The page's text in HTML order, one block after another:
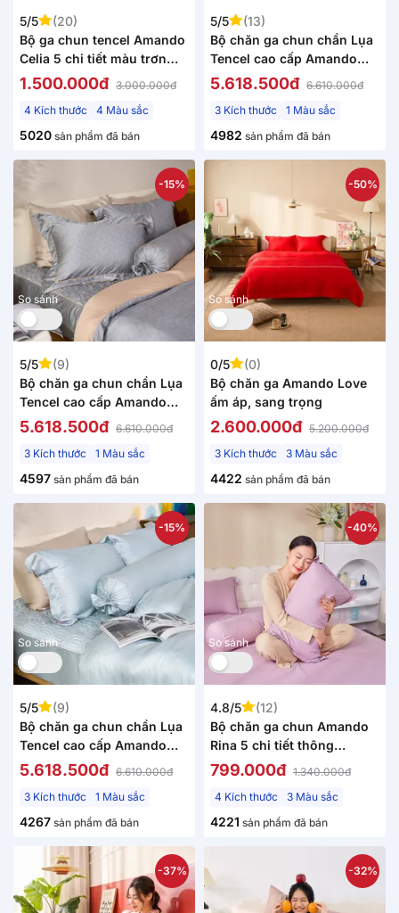
5/5
(20)
Bộ ga chun tencel Amando
Celia 5 chi tiết màu trơn
tinh tế
1.500.000đ 3.000.000đ
4 Kích thước
4 Màu sắc
5020 sản phẩm đã bán
5/5
(13)
Bộ chăn ga chun chần Lụa
Tencel cao cấp Amando
Élan 5 chi tiết TC002
5.618.500đ 6.610.000đ
3 Kích thước
1 Màu sắc
4982 sản phẩm đã bán
So sánh
-15%
5/5
(9)
Bộ chăn ga chun chần Lụa
Tencel cao cấp Amando
Élan 5 chi tiết TC003
5.618.500đ 6.610.000đ
3 Kích thước
1 Màu sắc
4597 sản phẩm đã bán
So sánh
-50%
0/5
(0)
Bộ chăn ga Amando Love
ấm áp, sang trọng
2.600.000đ 5.200.000đ
3 Kích thước
3 Màu sắc
4422 sản phẩm đã bán
So sánh
-15%
5/5
(9)
Bộ chăn ga chun chần Lụa
Tencel cao cấp Amando
Élan 5 chi tiết TC004
5.618.500đ 6.610.000đ
3 Kích thước
1 Màu sắc
4267 sản phẩm đã bán
So sánh
-40%
4.8/5
(12)
Bộ chăn ga chun Amando
Rina 5 chi tiết thông
thoáng, mềm mại
799.000đ 1.340.000đ
4 Kích thước
3 Màu sắc
4221 sản phẩm đã bán
-37% -32%